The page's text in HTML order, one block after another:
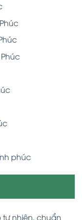
phúc
tự nhiên, chuẩn